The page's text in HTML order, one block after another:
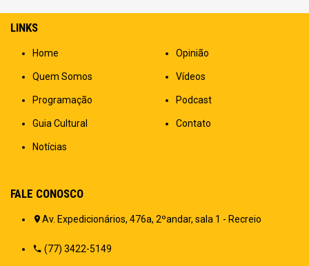
LINKS
Home
Quem Somos
Programação
Guia Cultural
Notícias
Opinião
Vídeos
Podcast
Contato
FALE CONOSCO
Av. Expedicionários, 476a, 2ºandar, sala 1 - Recreio
(77) 3422-5149